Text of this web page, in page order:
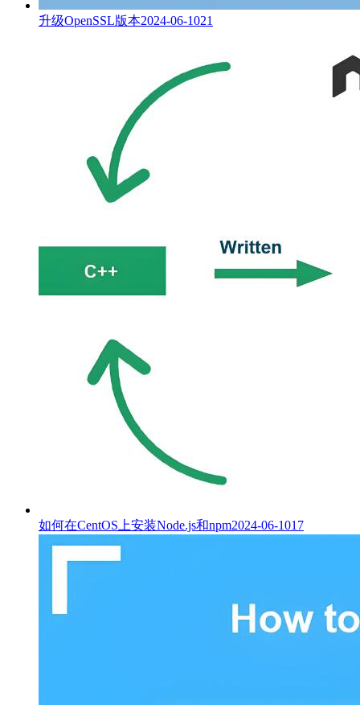
升级OpenSSL版本2024-06-1021
如何在CentOS上安装Node.js和npm2024-06-1017